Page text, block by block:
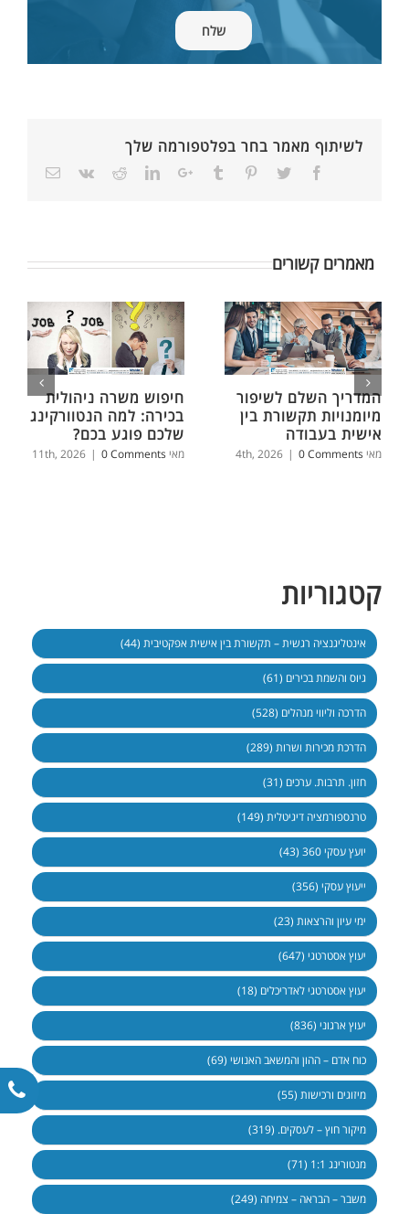
לשיתוף מאמר בחר בפלטפורמה שלך
מאמרים קשורים
חיפוש משרה ניהולית
בכירה: למה הנטוורקינג
שלכם פוגע בכם?
מאי 11th, 2026 | 0 Comments
המדריך השלם לשיפור
מיומנויות תקשורת בין
אישית בעבודה
מאי 4th, 2026 | 0 Comments
קטגוריות
אינטליגנציה רגשית – תקשורת בין אישית אפקטיבית (44)
גיוס והשמת בכירים (61)
הדרכה וליווי מנהלים (528)
הדרכת מכירות ושרות (289)
חזון. תרבות. ערכים (31)
טרנספורמציה דיגיטלית (149)
יועץ עסקי 360 (43)
ייעוץ עסקי (356)
ימי עיון והרצאות (23)
יעוץ אסטרטגי (647)
יעוץ אסטרטגי לאדריכלים (18)
יעוץ ארגוני (836)
כוח אדם – ההון והמשאב האנושי (69)
מיזוגים ורכישות (55)
מיקור חוץ – לעסקים. (319)
מנטורינג 1:1 (71)
משבר – הבראה – צמיחה (249)